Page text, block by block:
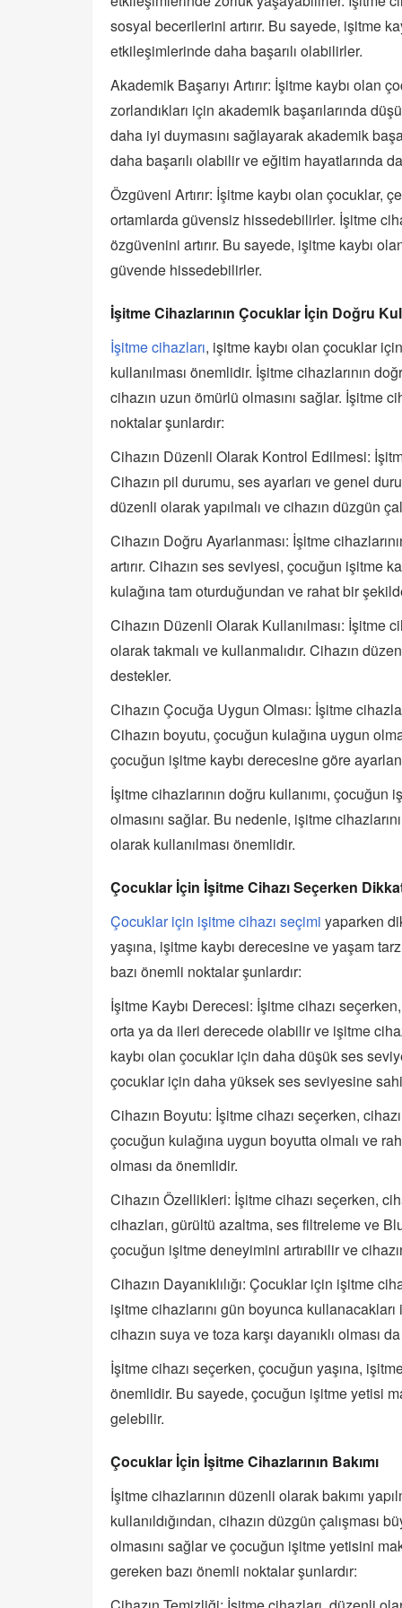
sosyal becerilerini artırır. Bu sayede, işitme
etkileşimlerinde daha başarılı olabilirler.
Akademik Başarıyı Artırır: İşitme kaybı
zorlandıkları için akademik başarılarında
daha iyi duymasını sağlayarak akademik
daha başarılı olabilir ve eğitim hayatlarında
Özgüveni Artırır: İşitme kaybı olan çocuklar,
ortamlarda güvensiz hissedebilirler. İşitme
özgüvenini artırır. Bu sayede, işitme kaybı
güvende hissedebilirler.
İşitme Cihazlarının Çocuklar İçin Doğru
İşitme cihazları, işitme kaybı olan çocuklar
kullanılması önemlidir. İşitme cihazlarının
cihazın uzun ömürlü olmasını sağlar. İşitme
noktalar şunlardır:
Cihazın Düzenli Olarak Kontrol Edilmesi:
Cihazın pil durumu, ses ayarları ve genel
düzenli olarak yapılmalı ve cihazın düzgün
Cihazın Doğru Ayarlanması: İşitme
artırır. Cihazın ses seviyesi, çocuğun işitme
kulağına tam oturduğundan ve rahat bir
Cihazın Düzenli Olarak Kullanılması: İşitme
olarak takmalı ve kullanmalıdır. Cihazın
destekler.
Cihazın Çocuğa Uygun Olması: İşitme
Cihazın boyutu, çocuğun kulağına uygun
çocuğun işitme kaybı derecesine göre
İşitme cihazlarının doğru kullanımı,
olmasını sağlar. Bu nedenle, işitme
olarak kullanılması önemlidir.
Çocuklar İçin İşitme Cihazı Seçerken
Çocuklar için işitme cihazı seçimi yaparken
yaşına, işitme kaybı derecesine ve yaşam
bazı önemli noktalar şunlardır:
İşitme Kaybı Derecesi: İşitme cihazı
orta ya da ileri derecede olabilir ve işitme
kaybı olan çocuklar için daha düşük ses
çocuklar için daha yüksek ses seviyesine
Cihazın Boyutu: İşitme cihazı seçerken,
çocuğun kulağına uygun boyutta olmalı ve
olması da önemlidir.
Cihazın Özellikleri: İşitme cihazı seçerken,
cihazları, gürültü azaltma, ses filtreleme ve
çocuğun işitme deneyimini artırabilir ve
Cihazın Dayanıklılığı: Çocuklar için işitme
işitme cihazlarını gün boyunca
cihazın suya ve toza karşı dayanıklı olması
İşitme cihazı seçerken, çocuğun yaşına,
önemlidir. Bu sayede, çocuğun işitme yetisi
gelebilir.
Çocuklar İçin İşitme Cihazlarının Bakımı
İşitme cihazlarının düzenli olarak bakımı
kullanıldığından, cihazın düzgün çalışması
olmasını sağlar ve çocuğun işitme yetisini
gereken bazı önemli noktalar şunlardır: